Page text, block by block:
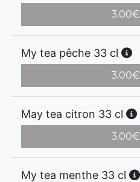
3.00€
My tea pêche 33 cl
3.00€
May tea citron 33 cl
3.00€
My tea menthe 33 cl